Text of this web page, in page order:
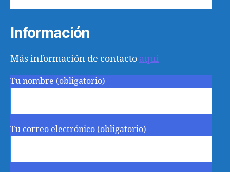
Información
Más información de contacto aquí
Tu nombre (obligatorio)
Tu correo electrónico (obligatorio)